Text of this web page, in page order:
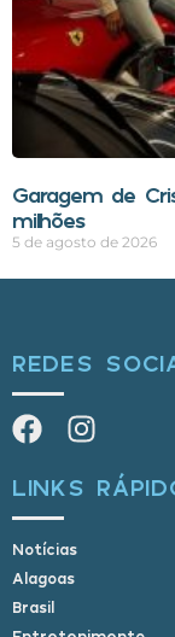
Garagem de
milhões
5 de agosto de 2026
REDES
LINKS
Notícias
Alagoas
Brasil